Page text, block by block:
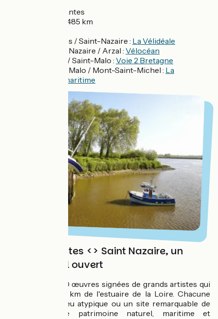
: Nantes
: 485 km
Nantes / Saint-Nazaire : La Vélidéale
Saint-Nazaire / Arzal : Vélocéan
Arzal / Saint-Malo : Voie 2 Bretagne
Saint-Malo / Mont-Saint-Michel : La
Vélomaritime
Estuaire Nantes <> Saint Nazaire, un
musée à ciel ouvert
Sélection des 30 œuvres signées de grands artistes qui
habitent les 60 km de l'estuaire de la Loire. Chacune
guide vers un lieu atypique ou un site remarquable de
l'estuaire, entre patrimoine naturel, maritime et